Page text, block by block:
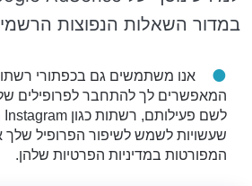
במדור השאלות הנפוצות
אנו משתמשים גם בכפתורי
המאפשרים לך להתחבר לפרופילים
שעשויות לשמש לשיפור הפרופיל שלך
המפורטות במדיניות הפרטיות שלהן.